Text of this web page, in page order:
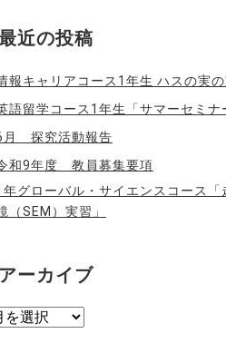
近の投稿
報キャリアコース1年生 ハスの実
語留学コース1年生「サマーセミナ
月 探究活動報告
和9年度 教員募集要項
年グローバル・サイエンスコース「
（SEM）実習」
アーカイブ